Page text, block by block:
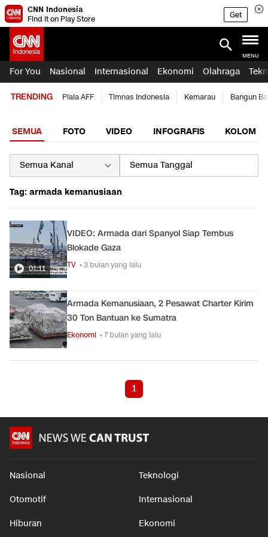
CNN Indonesia
Find it on Play Store
Get
MENU
For You Nasional Internasional Ekonomi Olahraga
TRENDING Piala AFF Timnas Indonesia Kemarau Bangun
SEMUA FOTO VIDEO INFOGRAFIS KOLOM
Tag: armada kemanusiaan
01:11
VIDEO: Armada dari Spanyol Siap Tembus
Blokade Gaza
TV • 3 bulan yang lalu
Armada Kemanusiaan, 2 Pesawat Charter Kirim
30 Ton Bantuan ke Sumatra
Ekonomi • 7 bulan yang lalu
1
Nasional Teknologi
Otomotif Internasional
Hiburan Ekonomi